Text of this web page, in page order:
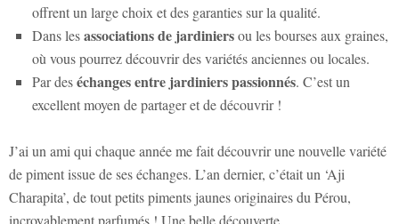
offrent un large choix et des garanties sur la qualité.
Dans lesassociations de jardiniersou les bourses aux graines,
où vous pourrez découvrir des variétés anciennes ou locales.
Par deséchanges entre jardiniers passionnés. C’est un
excellent moyen de partager et de découvrir !
J’ai un ami qui chaque année me fait découvrir une nouvelle variété
de piment issue de ses échanges. L’an dernier, c’était un ‘Aji
Charapita’, de tout petits piments jaunes originaires du Pérou,
incroyablement parfumés ! Une belle découverte.